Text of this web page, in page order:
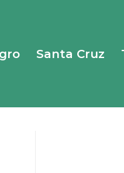
Santa Cruz